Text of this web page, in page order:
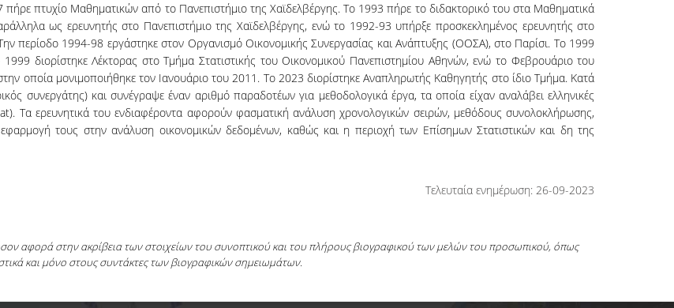
πτυχίο Μαθηματικών από το Πανεπιστήμιο της Χαϊδελβέργης. Το 1993 πήρε το διδακτορικό του στα Μαθηματικά
ως ερευνητής στο Πανεπιστήμιο της Χαϊδελβέργης, ενώ το 1992-93 υπήρξε προσκεκλημένος ερευνητής στο
περίοδο 1994-98 εργάστηκε στον Οργανισμό Οικονομικής Συνεργασίας και Ανάπτυξης (ΟΟΣΑ), στο Παρίσι. Το 1999
διορίστηκε Λέκτορας στο Τμήμα Στατιστικής του Οικονομικού Πανεπιστημίου Αθηνών, ενώ το Φεβρουάριο του
οποία μονιμοποιήθηκε τον Ιανουάριο του 2011. To 2023 διορίστηκε Αναπληρωτής Καθηγητής στο ίδιο Τμήμα. Κατά
συνεργάτης) και συνέγραψε έναν αριθμό παραδοτέων για μεθοδολογικά έργα, τα οποία είχαν αναλάβει ελληνικές
Τα ερευνητικά του ενδιαφέροντα αφορούν φασματική ανάλυση χρονολογικών σειρών, μεθόδους συνολοκλήρωσης,
τους στην ανάλυση οικονομικών δεδομένων, καθώς και η περιοχή των Επίσημων Στατιστικών και δη της
Τελευταία ενημέρωση: 26-09-2023
αφορά στην ακρίβεια των στοιχείων του συνοπτικού και του πλήρους βιογραφικού των μελών του προσωπικού, όπως
και μόνο στους συντάκτες των βιογραφικών σημειωμάτων.